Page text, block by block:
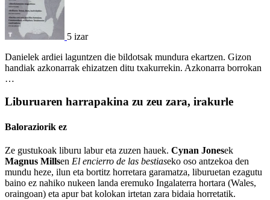
5 izar
Danielek ardiei laguntzen die bildotsak mundura ekartzen. Gizon
handiak azkonarrak ehizatzen ditu txakurrekin. Azkonarra borrokan
…
Liburuaren harrapakina zu zeu zara, irakurle
Baloraziorik ez
Ze gustukoak liburu labur eta zuzen hauek. Cynan Jonesek
Magnus Millsen El encierro de las bestiaseko oso antzekoa den
mundu heze, ilun eta bortitz horretara garamatza, liburuetan ezagutu
baino ez nahiko nukeen landa eremuko Ingalaterra hortara (Wales,
oraingoan) eta apur bat kolokan irtetan zara bidaia horretatik.